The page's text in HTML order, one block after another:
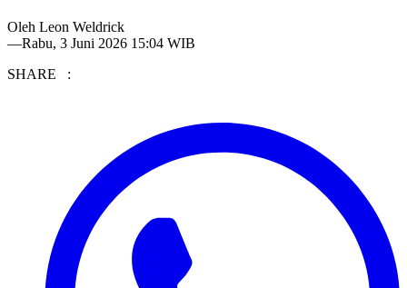
Oleh Leon Weldrick
—Rabu, 3 Juni 2026 15:04 WIB
SHARE :